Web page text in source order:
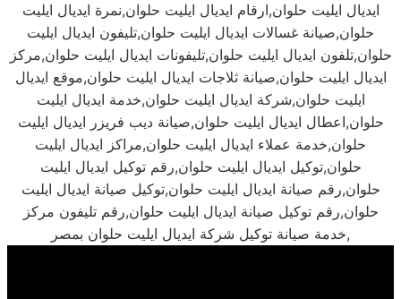
ايديال ايليت حلوان,ارقام ايديال ايليت حلوان,نمرة ايديال ايليت
حلوان,صيانة غسالات ايديال ايليت حلوان,تليفون ايديال ايليت
حلوان,تلفون ايديال ايليت حلوان,تليفونات ايديال ايليت حلوان,مركز
ايديال ايليت حلوان,صيانة ثلاجات ايديال ايليت حلوان,موقع ايديال
ايليت حلوان,شركة ايديال ايليت حلوان,خدمة ايديال ايليت
حلوان,اعطال ايديال ايليت حلوان,صيانة ديب فريزر ايديال ايليت
حلوان,خدمة عملاء ايديال ايليت حلوان,مراكز ايديال ايليت
حلوان,توكيل ايديال ايليت حلوان,رقم توكيل ايديال ايليت
حلوان,رقم صيانة ايديال ايليت حلوان,توكيل صيانة ايديال ايليت
حلوان,رقم توكيل صيانة ايديال ايليت حلوان,رقم تليفون مركز
خدمة صيانة توكيل شركة ايديال ايليت حلوان بمصر,